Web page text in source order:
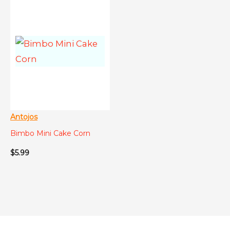
Antojos
Bimbo Mini Cake Corn
$5.99